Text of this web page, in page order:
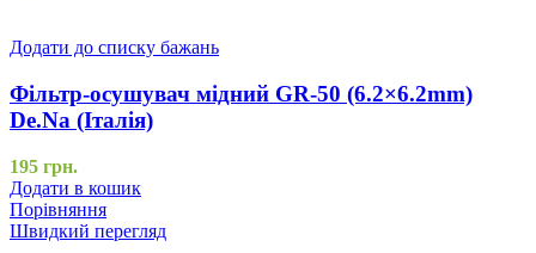
Додати до списку бажань
Фільтр-осушувач мідний GR-50 (6.2×6.2mm)
De.Na (Італія)
195 грн.
Додати в кошик
Порівняння
Швидкий перегляд